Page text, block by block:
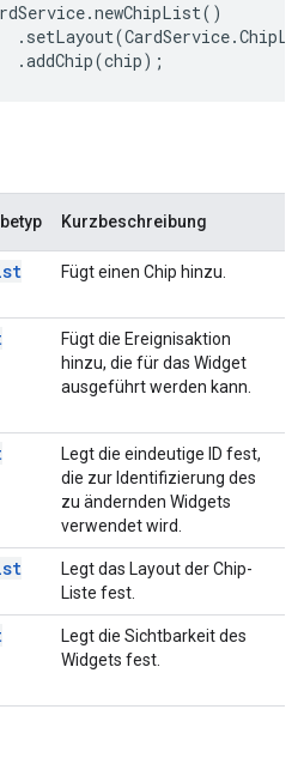
.newChipList()
. setLayout(CardService.
.addChip(chip);
Kurzbeschreibung
Fügt einen Chip hinzu.
Fügt die Ereignisaktion
hinzu, die für das Widget
ausgeführt werden kann.
Legt die eindeutige ID fest,
die zur Identifizierung des
zu ändernden Widgets
verwendet wird.
Legt das Layout der Chip-
Liste fest.
Legt die Sichtbarkeit des
Widgets fest.